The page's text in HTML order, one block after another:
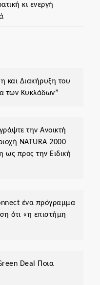
κι ενεργή
και Διακήρυξη του
των Κυκλάδων”
την Ανοικτή
ΝΑΤURA 2000
ως προς την Ειδική
ένα πρόγραμμα
ότι «η επιστήμη
Deal Ποια